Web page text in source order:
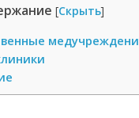
[Скрыть]